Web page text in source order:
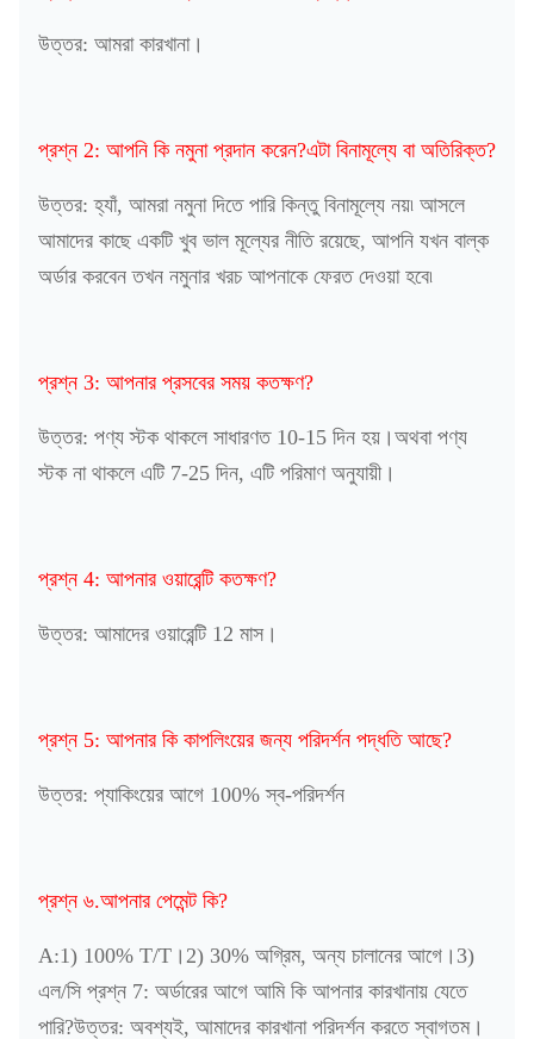
উত্তর: আমরা কারখানা।
প্রশ্ন 2: আপনি কি নমুনা প্রদান করেন?এটা বিনামূল্যে বা অতিরিক্ত?
উত্তর: হ্যাঁ, আমরা নমুনা দিতে পারি কিন্তু বিনামূল্যে নয়৷ আসলে
আমাদের কাছে একটি খুব ভাল মূল্যের নীতি রয়েছে, আপনি যখন বাল্ক
অর্ডার করবেন তখন নমুনার খরচ আপনাকে ফেরত দেওয়া হবে৷
প্রশ্ন 3: আপনার প্রসবের সময় কতক্ষণ?
উত্তর: পণ্য স্টক থাকলে সাধারণত 10-15 দিন হয়।অথবা পণ্য
স্টক না থাকলে এটি 7-25 দিন, এটি পরিমাণ অনুযায়ী।
প্রশ্ন 4: আপনার ওয়ারেন্টি কতক্ষণ?
উত্তর: আমাদের ওয়ারেন্টি 12 মাস।
প্রশ্ন 5: আপনার কি কাপলিংয়ের জন্য পরিদর্শন পদ্ধতি আছে?
উত্তর: প্যাকিংয়ের আগে 100% স্ব-পরিদর্শন
প্রশ্ন ৬.আপনার পেমেন্ট কি?
A:1) 100% T/T।2) 30% অগ্রিম, অন্য চালানের আগে।3)
এল/সি প্রশ্ন 7: অর্ডারের আগে আমি কি আপনার কারখানায় যেতে
পারি?উত্তর: অবশ্যই, আমাদের কারখানা পরিদর্শন করতে স্বাগতম।